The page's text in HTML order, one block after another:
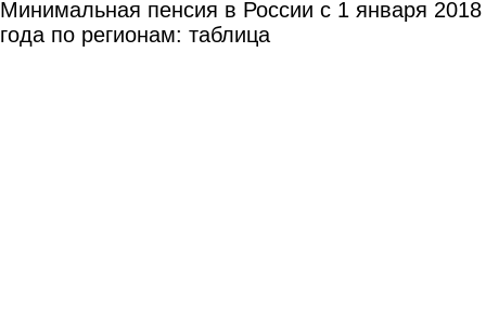
Минимальная пенсия в России с 1 января 2018
года по регионам: таблица